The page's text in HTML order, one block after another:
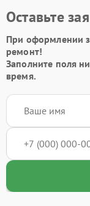
Оставьте
При оформлении
ремонт!
Заполните поля
время.